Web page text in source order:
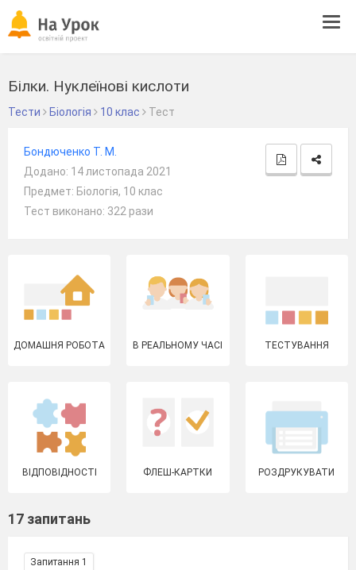
Білки. Нуклеїнові кислоти
Тести Біологія 10 клас Тест
Бондюченко Т. М.
Додано: 14 листопада 2021
Предмет: Біологія, 10 клас
Тест виконано: 322 рази
ДОМАШНЯ РОБОТА В РЕАЛЬНОМУ ЧАСІ ТЕСТУВАННЯ
ВІДПОВІДНОСТІ ФЛЕШ-КАРТКИ РОЗДРУКУВАТИ
17 запитань
Запитання 1